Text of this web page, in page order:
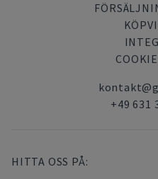
+49 631
HITTA OSS PÅ: